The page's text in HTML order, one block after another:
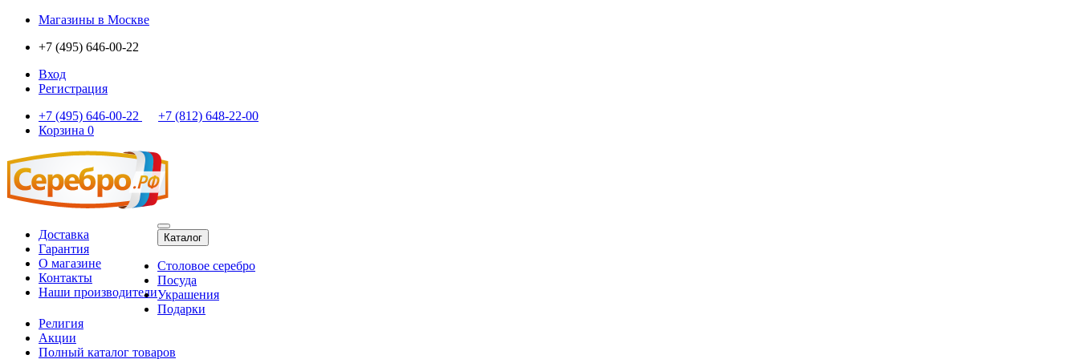
Магазины в Москве
+7 (495) 646-00-22
Вход
Регистрация
+7 (495) 646-00-22
+7 (812) 648-22-00
Корзина 0
Доставка
Гарантия
О магазине
Контакты
Наши производители
Каталог
Столовое серебро
Посуда
Украшения
Подарки
Религия
Акции
Полный каталог товаров